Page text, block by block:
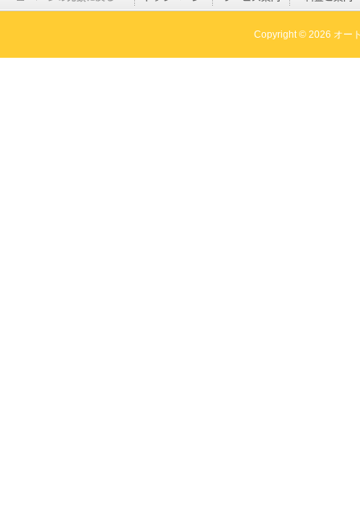
Copyright © 2026 オー